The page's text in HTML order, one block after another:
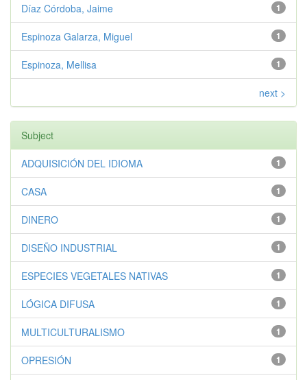
1
Díaz Córdoba, Jaime
1
Espinoza Galarza, Miguel
1
Espinoza, Mellisa
next >
Subject
1
ADQUISICIÓN DEL IDIOMA
1
CASA
1
DINERO
1
DISEÑO INDUSTRIAL
1
ESPECIES VEGETALES NATIVAS
1
LÓGICA DIFUSA
1
MULTICULTURALISMO
1
OPRESIÓN